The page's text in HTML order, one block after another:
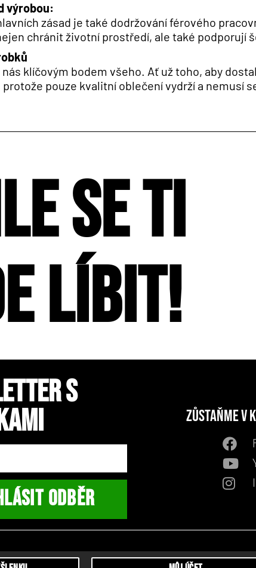
výrobou:
zásad je také dodržování férového
chránit životní prostředí, ale také podporují
nás klíčovým bodem všeho. Ať už toho, aby
pouze kvalitní oblečení vydrží a nemusí
se ti
líbit!
s
ODBĚR
Zůstaňme v